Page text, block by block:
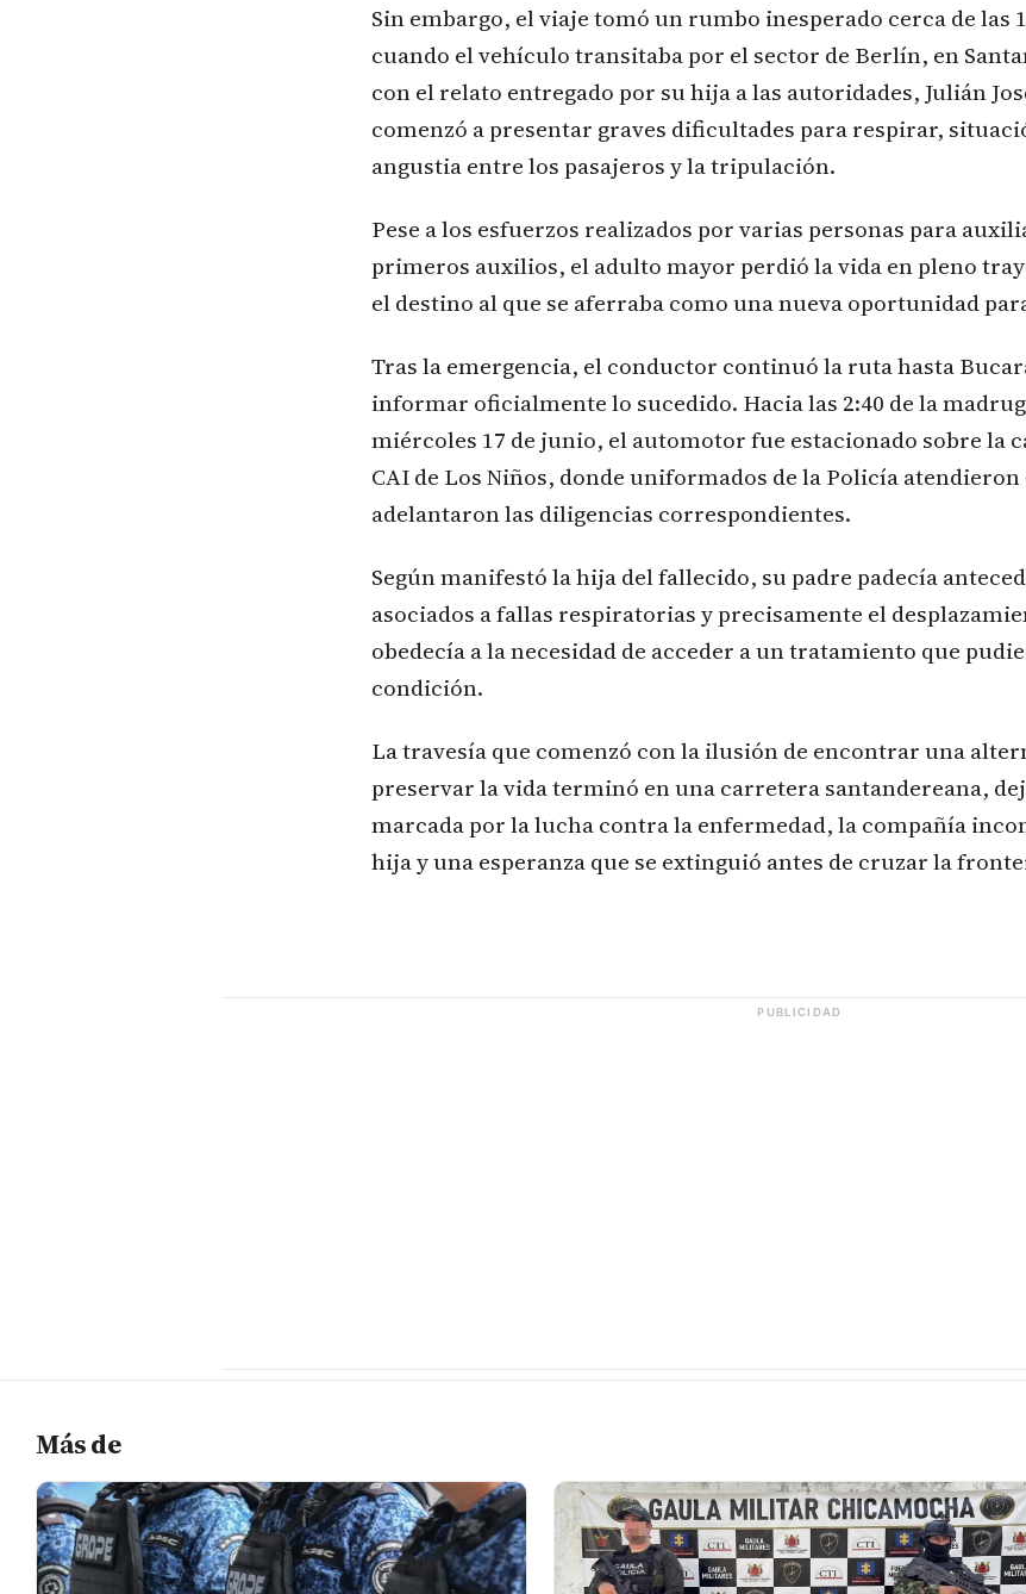
Sin embargo, el viaje tomó un rumbo inesperado cerca de las
cuando el vehículo transitaba por el sector de Berlín, en
con el relato entregado por su hija a las autoridades, Julián
comenzó a presentar graves dificultades para respirar,
angustia entre los pasajeros y la tripulación.
Pese a los esfuerzos realizados por varias personas para
primeros auxilios, el adulto mayor perdió la vida en pleno
el destino al que se aferraba como una nueva oportunidad
Tras la emergencia, el conductor continuó la ruta hasta
informar oficialmente lo sucedido. Hacia las 2:40 de la
miércoles 17 de junio, el automotor fue estacionado sobre la
CAI de Los Niños, donde uniformados de la Policía atendieron
adelantaron las diligencias correspondientes.
Según manifestó la hija del fallecido, su padre padecía
asociados a fallas respiratorias y precisamente el
obedecía a la necesidad de acceder a un tratamiento que
condición.
La travesía que comenzó con la ilusión de encontrar una
preservar la vida terminó en una carretera santandereana,
marcada por la lucha contra la enfermedad, la compañía
hija y una esperanza que se extinguió antes de cruzar la
PUBLICIDAD
Más de